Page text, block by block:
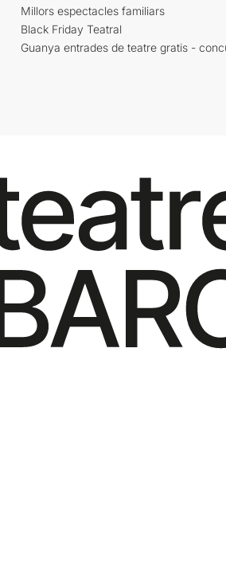
Millors espectacles familiars
Black Friday Teatral
Guanya entrades de teatre gratis -